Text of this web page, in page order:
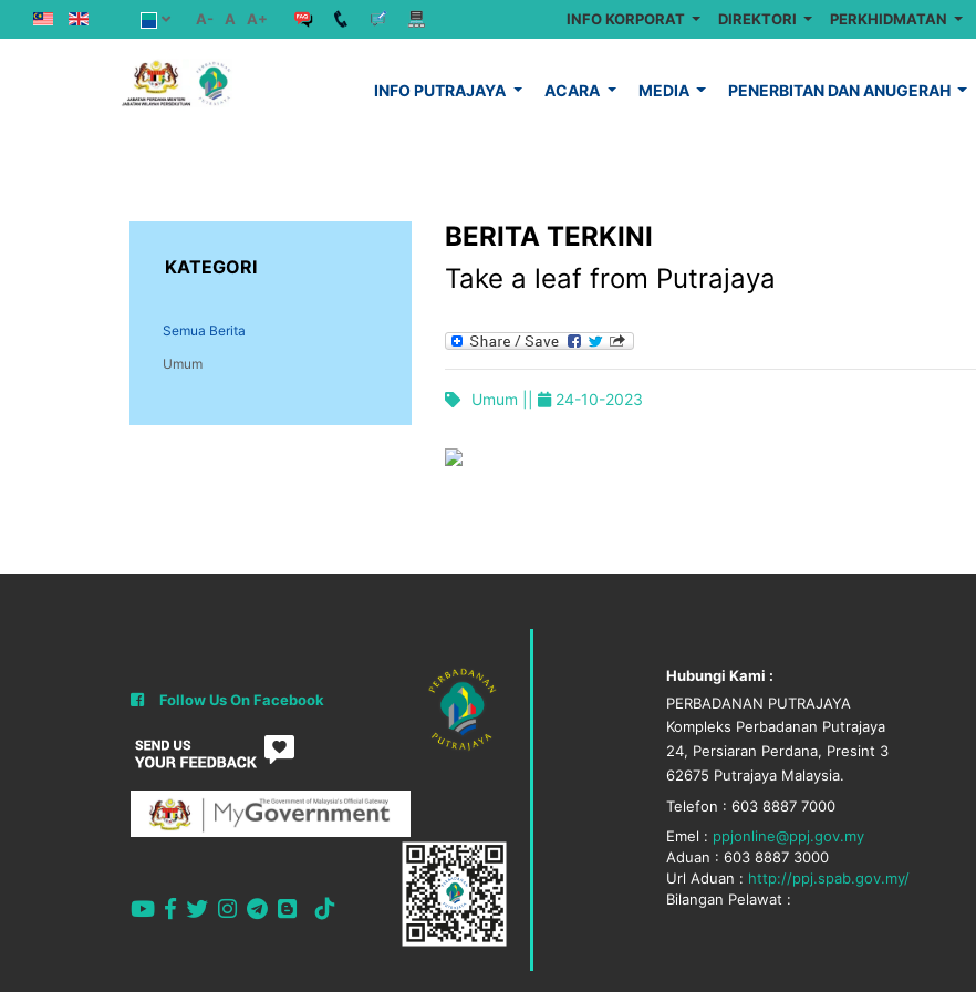
A- A A+ INFO KORPORAT DIREKTORI PERKHIDMATAN
INFO PUTRAJAYA ACARA MEDIA PENERBITAN DAN ANUGERAH
KATEGORI
Semua Berita
Umum
BERITA TERKINI
Take a leaf from Putrajaya
Umum || 24-10-2023
Follow Us On Facebook
Hubungi Kami :
PERBADANAN PUTRAJAYA
Kompleks Perbadanan Putrajaya
24, Persiaran Perdana, Presint 3
62675 Putrajaya Malaysia.
Telefon : 603 8887 7000
Emel : ppjonline@ppj.gov.my
Aduan : 603 8887 3000
Url Aduan : http://ppj.spab.gov.my/
Bilangan Pelawat :